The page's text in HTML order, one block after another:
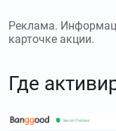
Реклама.
карточке акции.
Где